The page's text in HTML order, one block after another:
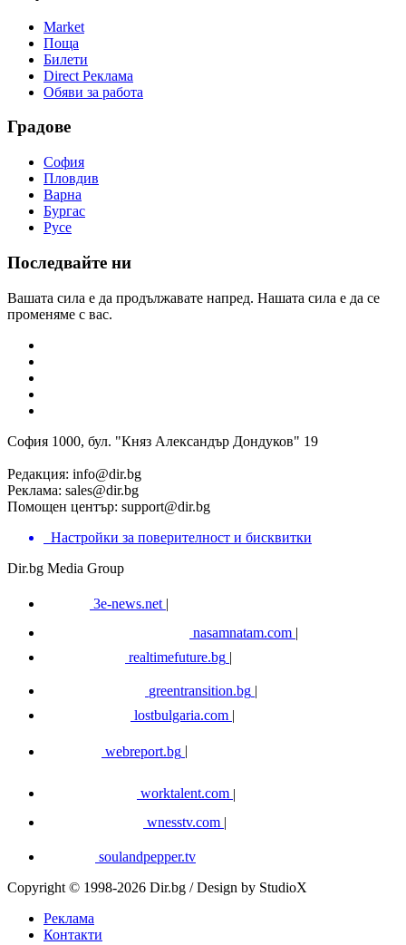
Market
Поща
Билети
Direct Реклама
Обяви за работа
Градове
София
Пловдив
Варна
Бургас
Русе
Последвайте ни
Вашата сила е да продължавате напред. Нашата сила е да се
променяме с вас.
София 1000, бул. "Княз Александър Дондуков" 19
Редакция: info@dir.bg
Реклама: sales@dir.bg
Помощен център: support@dir.bg
Настройки за поверителност и бисквитки
Dir.bg Media Group
3e-news.net |
nasamnatam.com |
realtimefuture.bg |
greentransition.bg |
lostbulgaria.com |
webreport.bg
worktalent.com |
wnesstv.com |
soulandpepper.tv
Copyright © 1998-2026 Dir.bg / Design by StudioX
Реклама
Контакти